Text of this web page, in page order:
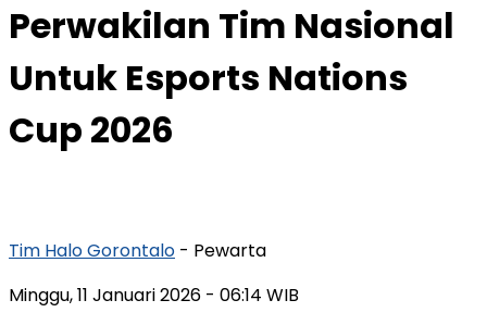
Perwakilan Tim Nasional
Untuk Esports Nations
Cup 2026
Tim Halo Gorontalo - Pewarta
Minggu, 11 Januari 2026 - 06:14 WIB